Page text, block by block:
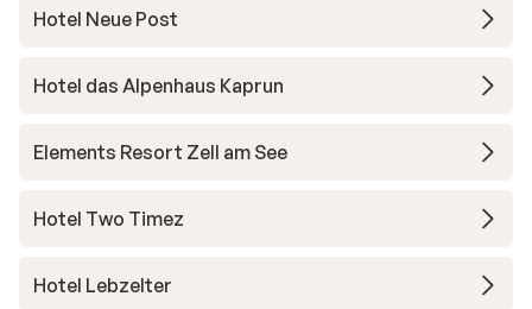
Hotel Neue Post
Hotel das Alpenhaus Kaprun
Elements Resort Zell am See
Hotel Two Timez
Hotel Lebzelter